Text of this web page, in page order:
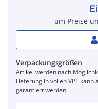
um Preise
Verpackungsgrößen
Artikel werden nach
Lieferung in vollen VPE
garantiert werden.